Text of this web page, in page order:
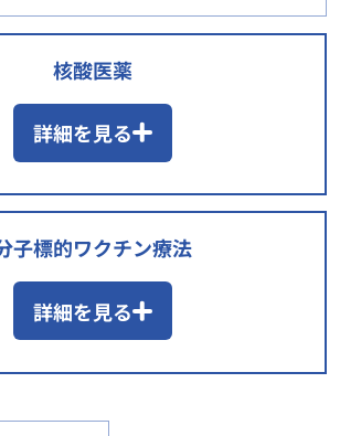
核酸医薬
詳細を見る
子標的ワクチン療法
詳細を見る